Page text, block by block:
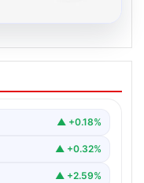
Seviyeli
▲ +0.18%
▲ +0.32%
▲ +2.59%